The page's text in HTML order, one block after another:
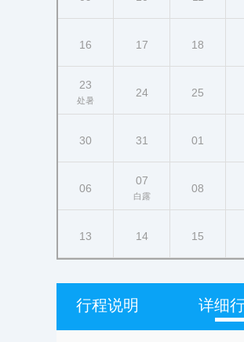
16 17 18
23
处暑
24 25
30 31 01
06
07
白露
08
13 14 15
行程说明 详细